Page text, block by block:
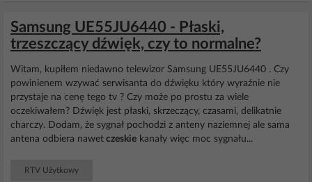
Samsung UE55JU6440 - Płaski,
trzeszczący dźwięk, czy to normalne?
Witam, kupiłem niedawno telewizor Samsung UE55JU6440 . Czy
powinienem wzywać serwisanta do dźwięku który wyraźnie nie
przystaje na cenę tego tv ? Czy może po prostu za wiele
oczekiwałem? Dźwięk jest płaski, skrzeczący, czasami, delikatnie
charczy. Dodam, że sygnał pochodzi z anteny naziemnej ale sama
antena odbiera nawet czeskie kanały więc moc sygnału...
RTV Użytkowy